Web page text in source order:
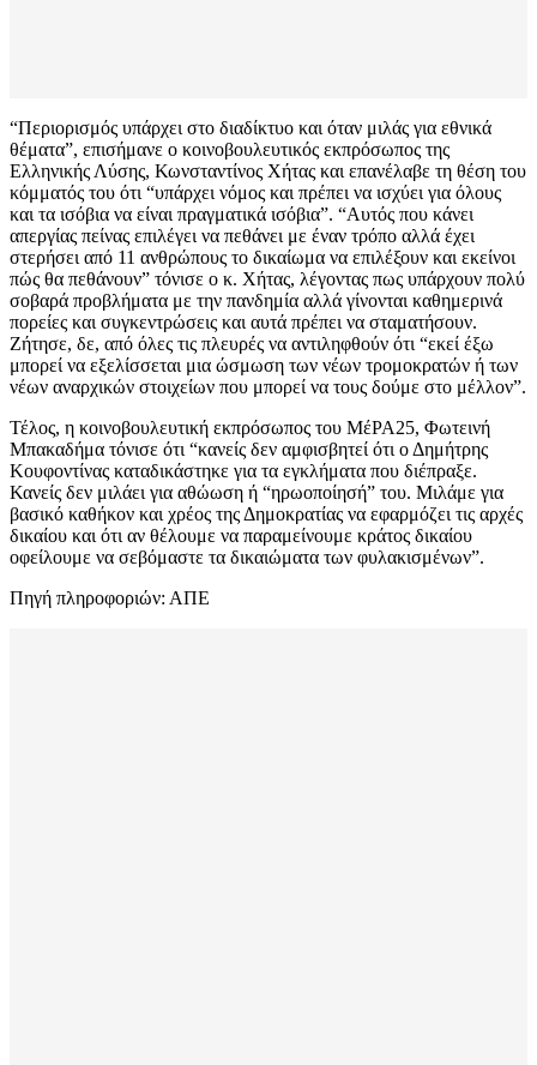
“Περιορισμός υπάρχει στο διαδίκτυο και όταν μιλάς για εθνικά
θέματα”, επισήμανε ο κοινοβουλευτικός εκπρόσωπος της
Ελληνικής Λύσης, Κωνσταντίνος Χήτας και επανέλαβε τη θέση του
κόμματός του ότι “υπάρχει νόμος και πρέπει να ισχύει για όλους
και τα ισόβια να είναι πραγματικά ισόβια”. “Αυτός που κάνει
απεργίας πείνας επιλέγει να πεθάνει με έναν τρόπο αλλά έχει
στερήσει από 11 ανθρώπους το δικαίωμα να επιλέξουν και εκείνοι
πώς θα πεθάνουν” τόνισε ο κ. Χήτας, λέγοντας πως υπάρχουν πολύ
σοβαρά προβλήματα με την πανδημία αλλά γίνονται καθημερινά
πορείες και συγκεντρώσεις και αυτά πρέπει να σταματήσουν.
Ζήτησε, δε, από όλες τις πλευρές να αντιληφθούν ότι “εκεί έξω
μπορεί να εξελίσσεται μια ώσμωση των νέων τρομοκρατών ή των
νέων αναρχικών στοιχείων που μπορεί να τους δούμε στο μέλλον”.
Τέλος, η κοινοβουλευτική εκπρόσωπος του ΜέΡΑ25, Φωτεινή
Μπακαδήμα τόνισε ότι “κανείς δεν αμφισβητεί ότι ο Δημήτρης
Κουφοντίνας καταδικάστηκε για τα εγκλήματα που διέπραξε.
Κανείς δεν μιλάει για αθώωση ή “ηρωοποίησή” του. Μιλάμε για
βασικό καθήκον και χρέος της Δημοκρατίας να εφαρμόζει τις αρχές
δικαίου και ότι αν θέλουμε να παραμείνουμε κράτος δικαίου
οφείλουμε να σεβόμαστε τα δικαιώματα των φυλακισμένων”.
Πηγή πληροφοριών: ΑΠΕ